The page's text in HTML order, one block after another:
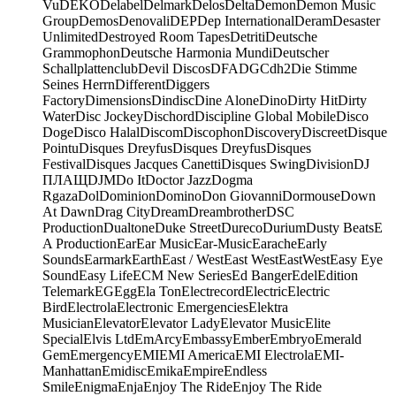
VuDEKODelabelDelmarkDelosDeltaDemonDemon Music
GroupDemosDenovaliDEPDep InternationalDeramDesaster
UnlimitedDestroyed Room TapesDetritiDeutsche
GrammophonDeutsche Harmonia MundiDeutscher
SchallplattenclubDevil DiscosDFADGCdh2Die Stimme
Seines HerrnDifferentDiggers
FactoryDimensionsDindiscDine AloneDinoDirty HitDirty
WaterDisc JockeyDischordDiscipline Global MobileDisco
DogeDisco HalalDiscomDiscophonDiscoveryDiscreetDisque
PointuDisques DreyfusDisques DreyfusDisques
FestivalDisques Jacques CanettiDisques SwingDivisionDJ
ПЛАЩDJMDo ItDoctor JazzDogma
RgazaDolDominionDominoDon GiovanniDormouseDown
At DawnDrag CityDreamDreambrotherDSC
ProductionDualtoneDuke StreetDurecoDuriumDusty BeatsE
A ProductionEarEar MusicEar-MusicEaracheEarly
SoundsEarmarkEarthEast / WestEast WestEastWestEasy Eye
SoundEasy LifeECM New SeriesEd BangerEdelEdition
TelemarkEGEggEla TonElectrecordElectricElectric
BirdElectrolaElectronic EmergenciesElektra
MusicianElevatorElevator LadyElevator MusicElite
SpecialElvis LtdEmArcyEmbassyEmberEmbryoEmerald
GemEmergencyEMIEMI AmericaEMI ElectrolaEMI-
ManhattanEmidiscEmikaEmpireEndless
SmileEnigmaEnjaEnjoy The RideEnjoy The Ride